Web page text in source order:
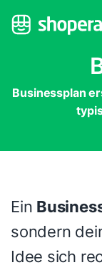
Businessplan
Ein
sondern
Idee sich